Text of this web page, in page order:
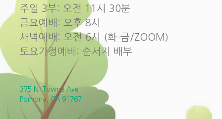
주일 3부: 오전 11시 30분
금요예배: 오후 8시
새벽예배: 오전 6시 (화-금/ZOOM)
토요가정예배: 순서지 배부
375 N. Towne Ave.
Pomona, CA 91767